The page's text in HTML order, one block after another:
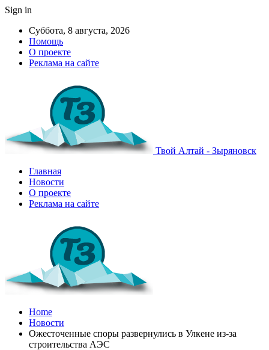
Sign in
Суббота, 8 августа, 2026
Помощь
О проекте
Реклама на сайте
Твой Алтай - Зыряновск
Главная
Новости
О проекте
Реклама на сайте
Home
Новости
Ожесточенные споры развернулись в Улкене из-за
строительства АЭС